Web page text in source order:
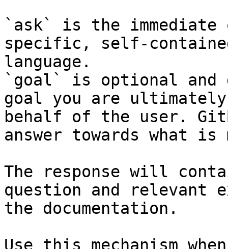
`ask` is the
specific, self-
language.
`goal` is optional and
goal you are
behalf of the user.
answer towards what
The response will
question and relevant
the documentation.
Use this mechanism